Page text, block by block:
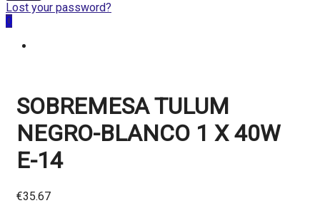
Lost your password?
0
SOBREMESA TULUM
NEGRO-BLANCO 1 X 40W
E-14
€35.67